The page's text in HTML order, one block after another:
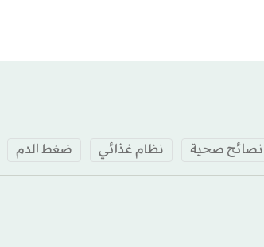
نصائح صحية نظام غذائي ضغط الدم